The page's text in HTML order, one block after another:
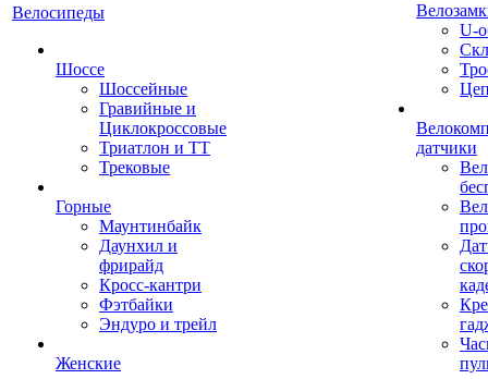
Велосипеды
Шоссе
Шоссейные
Гравийные и
Циклокроссовые
Триатлон и ТТ
Трековые
Горные
Маунтинбайк
Даунхил и
фрирайд
Кросс-кантри
Фэтбайки
Эндуро и трейл
Женские
U-
датчики